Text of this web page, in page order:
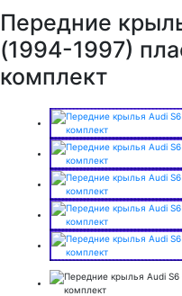
Передние
(1994-1997)
комплект